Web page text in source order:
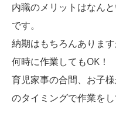
内職のメリットはなん
です。
納期はもちろんありま
何時に作業してもOK！
育児家事の合間、お子
のタイミングで作業をし